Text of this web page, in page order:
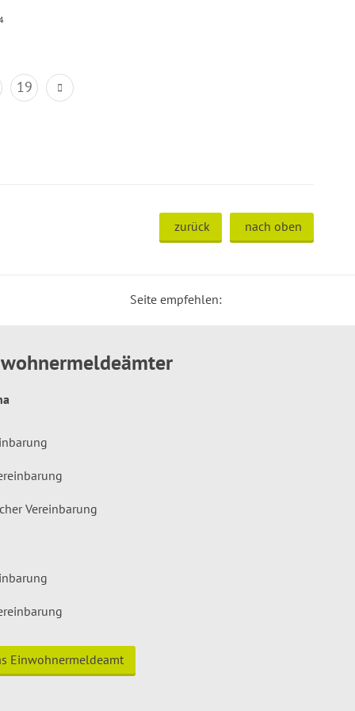
19
zurück nach oben
Seite empfehlen:
Vereinbarung
Einwohnermeldeamt